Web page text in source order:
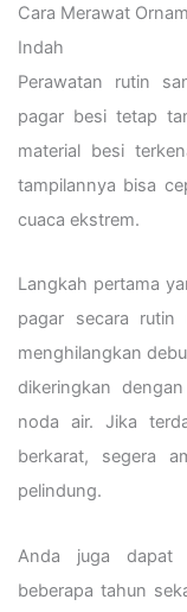
Cara Merawat
Indah
Perawatan rutin
pagar besi tetap
material besi
tampilannya bisa
cuaca ekstrem.
Langkah pertama
pagar secara rutin
menghilangkan
dikeringkan
noda air. Jika
berkarat, segera
pelindung.
Anda juga dapat
beberapa tahun